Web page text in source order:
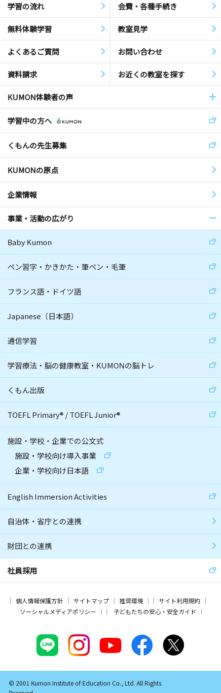
学習の流れ 会費・各種手続き
無料体験学習 教室見学
よくあるご質問 お問い合わせ
資料請求 お近くの教室を探す
KUMON体験者の声
学習中の方へ
くもんの先生募集
KUMONの原点
企業情報
事業・活動の広がり
Baby Kumon
ペン習字・かきかた・筆ペン・毛筆
フランス語・ドイツ語
Japanese（日本語）
通信学習
学習療法・脳の健康教室・KUMONの脳トレ
くもん出版
TOEFL Primary® /TOEFL Junior®
施設・学校・企業での公文式
施設・学校向け導入事業
企業・学校向け日本語
English Immersion Activities
自治体・省庁との連携
財団との連携
社員採用
個人情報保護方針 サイトマップ 推奨環境
サイト利用規約
ソーシャルメディアポリシー
子どもたちの安心・安全ガイド
© 2001 Kumon Institute of Education Co., Ltd. All Rights